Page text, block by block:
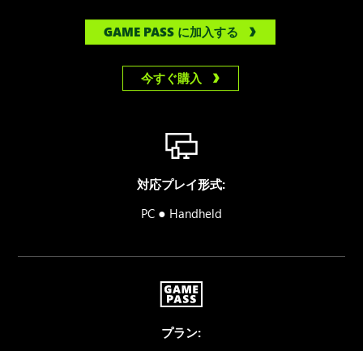
GAME PASS に加入する
今すぐ購入
対応プレイ形式:
PC ● Handheld
プラン: